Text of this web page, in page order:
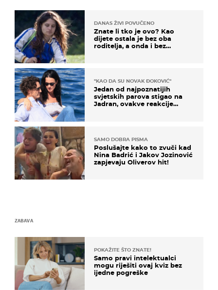
DANAS ŽIVI POVUČENO
Znate li tko je ovo? Kao
dijete ostala je bez oba
roditelja, a onda i bez
"KAO DA SU NOVAK ĐOKOVIĆ"
Jedan od najpoznatijih
svjetskih parova stigao na
Jadran, ovakve reakcije
SAMO DOBRA PISMA
Poslušajte kako to zvuči kad
Nina Badrić i Jakov Jozinović
zapjevaju Oliverov hit!
ZABAVA
POKAŽITE ŠTO ZNATE!
Samo pravi intelektualci
mogu riješiti ovaj kviz bez
ijedne pogreške